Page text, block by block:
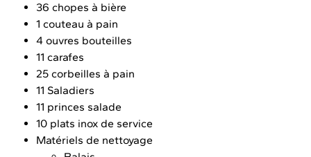
36 chopes à bière
1 couteau à pain
4 ouvres bouteilles
11 carafes
25 corbeilles à pain
11 Saladiers
11 princes salade
10 plats inox de service
Matériels de nettoyage